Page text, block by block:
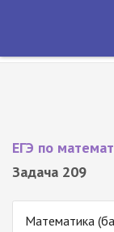
ЕГЭ по
Задача 209
Математика